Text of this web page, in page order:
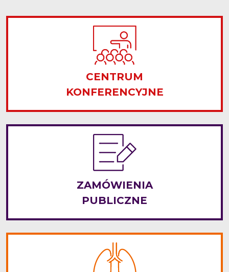
CENTRUM
KONFERENCYJNE
ZAMÓWIENIA
PUBLICZNE